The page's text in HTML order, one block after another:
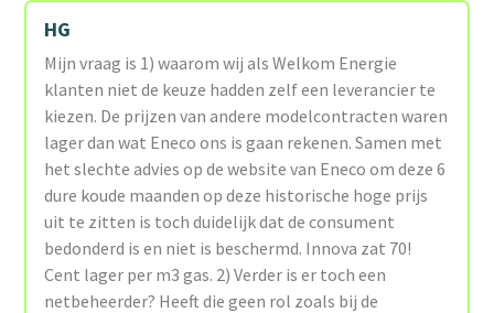
HG
Mijn vraag is 1) waarom wij als Welkom Energie
klanten niet de keuze hadden zelf een leverancier te
kiezen. De prijzen van andere modelcontracten waren
lager dan wat Eneco ons is gaan rekenen. Samen met
het slechte advies op de website van Eneco om deze 6
dure koude maanden op deze historische hoge prijs
uit te zitten is toch duidelijk dat de consument
bedonderd is en niet is beschermd. Innova zat 70!
Cent lager per m3 gas. 2) Verder is er toch een
netbeheerder? Heeft die geen rol zoals bij de